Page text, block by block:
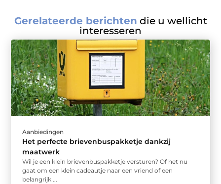
Gerelateerde berichten die u wellicht
interesseren
Aanbiedingen
Het perfecte brievenbuspakketje dankzij
maatwerk
Wil je een klein brievenbuspakketje versturen? Of het nu
gaat om een klein cadeautje naar een vriend of een
belangrijk ...